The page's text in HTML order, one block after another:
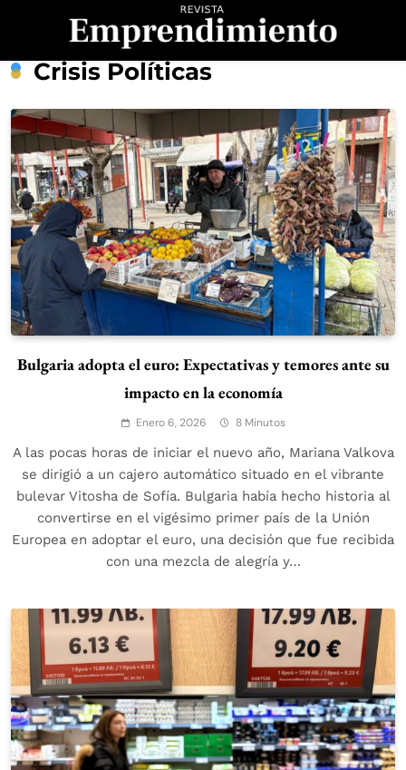
Revista
Emprendimiento
Crisis Políticas
Bulgaria adopta el euro: Expectativas y temores ante su
impacto en la economía
Enero 6, 2026 8 Minutos
A las pocas horas de iniciar el nuevo año, Mariana Valkova
se dirigió a un cajero automático situado en el vibrante
bulevar Vitosha de Sofía. Bulgaria había hecho historia al
convertirse en el vigésimo primer país de la Unión
Europea en adoptar el euro, una decisión que fue recibida
con una mezcla de alegría y…